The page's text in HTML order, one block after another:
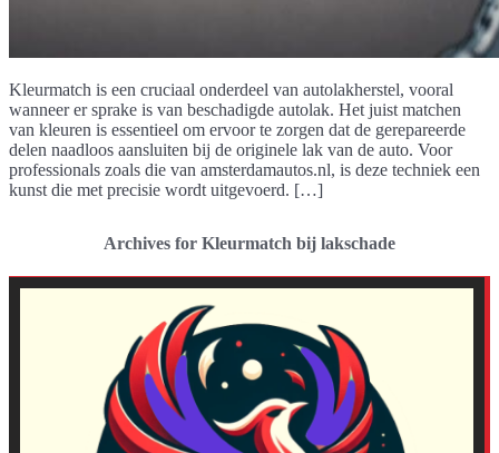
Kleurmatch is een cruciaal onderdeel van autolakherstel, vooral
wanneer er sprake is van beschadigde autolak. Het juist matchen
van kleuren is essentieel om ervoor te zorgen dat de gerepareerde
delen naadloos aansluiten bij de originele lak van de auto. Voor
professionals zoals die van amsterdamautos.nl, is deze techniek een
kunst die met precisie wordt uitgevoerd. […]
Archives for Kleurmatch bij lakschade